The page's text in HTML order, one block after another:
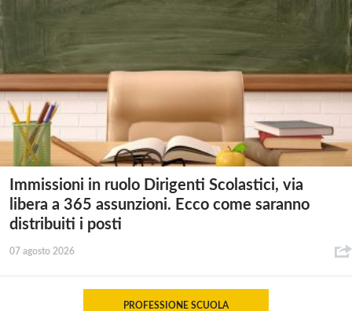
Immissioni in ruolo Dirigenti Scolastici, via
libera a 365 assunzioni. Ecco come saranno
distribuiti i posti
07 agosto 2026
PROFESSIONE SCUOLA